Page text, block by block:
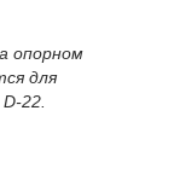
опорном
для
22.